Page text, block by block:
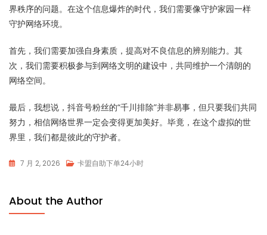
界秩序的问题。在这个信息爆炸的时代，我们需要像守护家园一样
守护网络环境。
首先，我们需要加强自身素质，提高对不良信息的辨别能力。其
次，我们需要积极参与到网络文明的建设中，共同维护一个清朗的
网络空间。
最后，我想说，抖音号粉丝的“千川排除”并非易事，但只要我们共同
努力，相信网络世界一定会变得更加美好。毕竟，在这个虚拟的世
界里，我们都是彼此的守护者。
7 月 2, 2026 卡盟自助下单24小时
About the Author